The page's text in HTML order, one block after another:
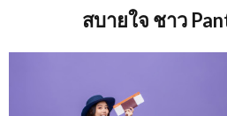
สบายใจ ชาว